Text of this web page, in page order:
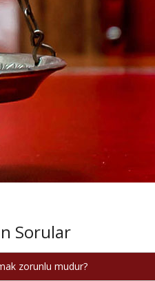
Sorular
zorunlu mudur?